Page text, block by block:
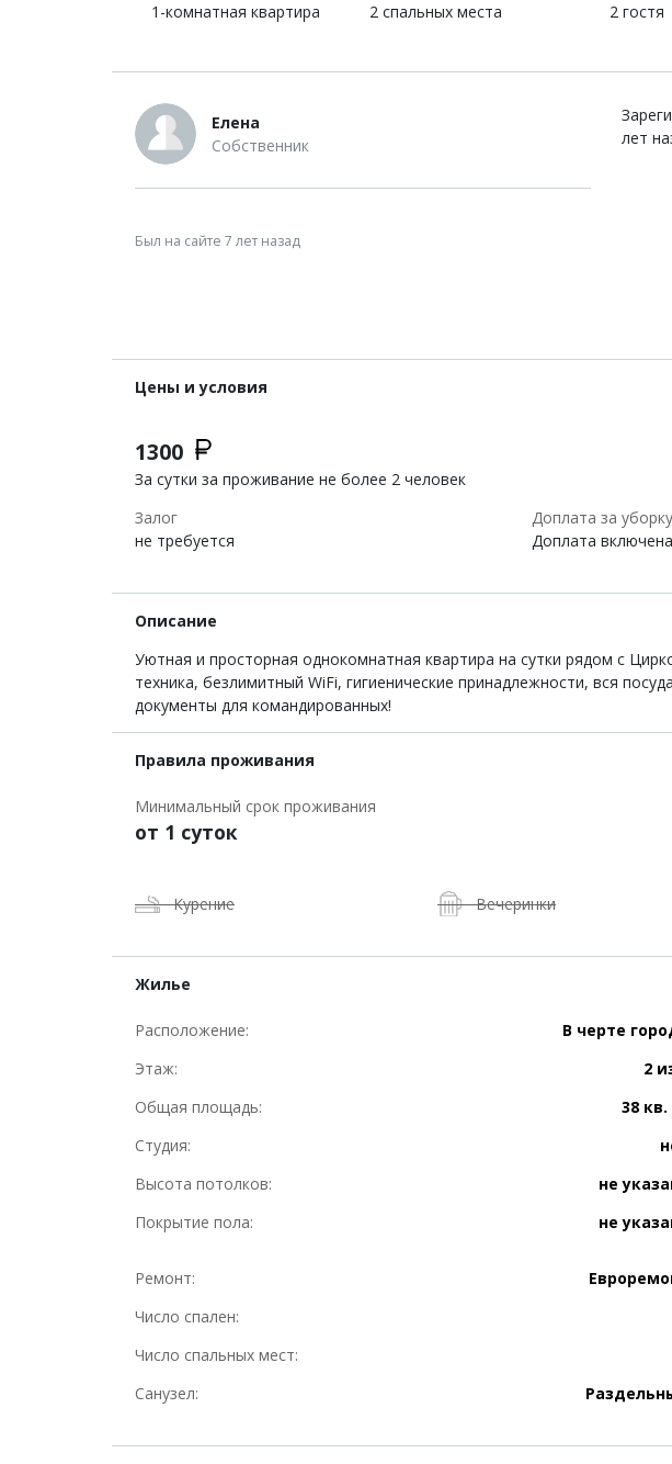
1-комнатная квартира 2 спальных места 2 гостя
Елена
Собственник
Был на сайте 7 лет назад
лет
Цены и условия
1300
За сутки за проживание не более 2 человек
Залог
не требуется
Доплата за уборку
Доплата
Описание
Уютная и просторная однокомнатная квартира на сутки рядом с
техника, безлимитный WiFi, гигиенические принадлежности, вся
документы для командированных!
Правила проживания
Минимальный срок проживания
от 1 суток
Курение Вечеринки
Жилье
Расположение: В черте
Этаж:
2
Общая площадь:
38
Студия:
Высота потолков:
не
Покрытие пола:
не
Ремонт:
Число спален:
Число спальных мест:
Санузел: